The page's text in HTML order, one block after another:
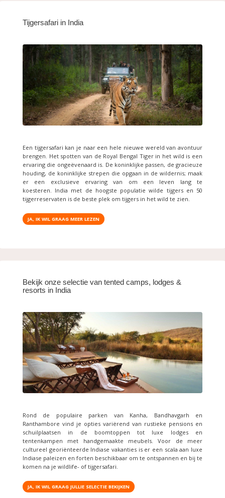
Tijgersafari in India
Een tijgersafari kan je naar een hele nieuwe wereld van avontuur
brengen. Het spotten van de Royal Bengal Tiger in het wild is een
ervaring die ongeëvenaard is. De koninklijke passen, de gracieuze
houding, de koninklijke strepen die opgaan in de wildernis; maak
er een exclusieve ervaring van om een ​​leven lang te
koesteren. India met de hoogste populatie wilde tijgers en 50
tijgerreservaten is de beste plek om tijgers in het wild te zien.
JA, IK WIL GRAAG MEER LEZEN
Bekijk onze selectie van tented camps, lodges &
resorts in India
Rond de populaire parken van Kanha, Bandhavgarh en
Ranthambore vind je opties variërend van rustieke pensions en
schuilplaatsen in de boomtoppen tot luxe lodges en
tentenkampen met handgemaakte meubels. Voor de meer
cultureel georiënteerde Indiase vakanties is er een scala aan luxe
Indiase paleizen en forten beschikbaar om te ontspannen en bij te
komen na je wildlife- of tijgersafari.
JA, IK WIL GRAAG JULLIE SELECTIE BEKIJKEN